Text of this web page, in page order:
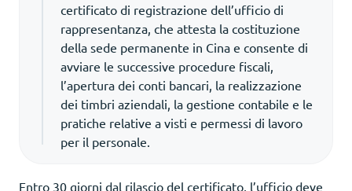
certificato di registrazione dell’ufficio di
rappresentanza, che attesta la costituzione
della sede permanente in Cina e consente di
avviare le successive procedure fiscali,
l’apertura dei conti bancari, la realizzazione
dei timbri aziendali, la gestione contabile e le
pratiche relative a visti e permessi di lavoro
per il personale.
Entro 30 giorni dal rilascio del certificato, l’ufficio deve